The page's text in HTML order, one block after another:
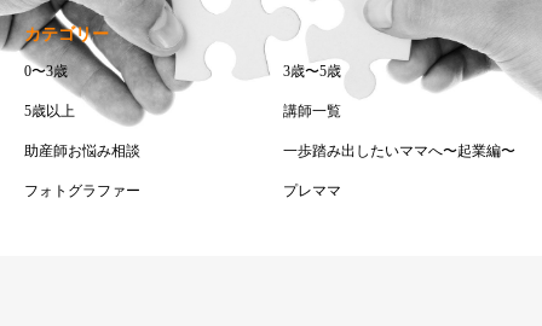
カテゴリー
0〜3歳 3歳〜5歳
5歳以上 講師一覧
助産師お悩み相談 一歩踏み出したいママへ〜起業編〜
フォトグラファー プレママ